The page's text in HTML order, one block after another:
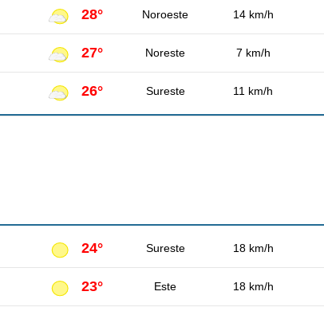
28° Noroeste 14 km/h
27° Noreste 7 km/h
26° Sureste 11 km/h
24° Sureste 18 km/h
23° Este 18 km/h